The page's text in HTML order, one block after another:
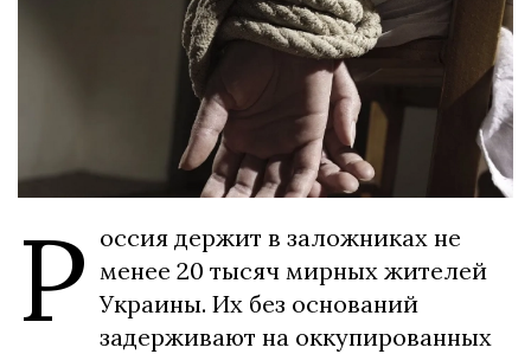
Р оссия держит в заложниках не
менее 20 тысяч мирных жителей
Украины. Их без оснований
задерживают на оккупированных